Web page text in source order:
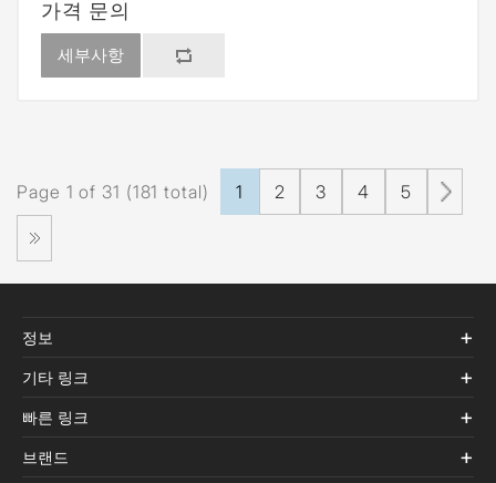
가격 문의
세부사항
Page 1 of 31 (181 total) 1 2 3 4 5
정보
기타 링크
빠른 링크
브랜드